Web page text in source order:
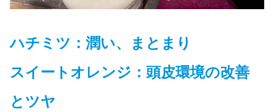
ハチミツ：潤い、まとまり
スイートオレンジ：頭皮環境の改善
とツヤ